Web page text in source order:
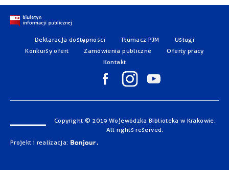
Deklaracja dostępności Tłumacz PJM
Usługi
Konkursy ofert
Zamówienia publiczne
Oferty pracy
Kontakt
Copyright © 2019 Wojewódzka Biblioteka w Krakowie.
All rights reserved.
Projekt i realizacja: